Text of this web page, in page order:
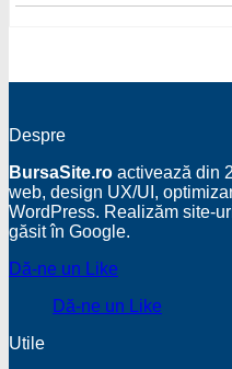
Despre
BursaSite.ro activează din
web, design UX/UI,
WordPress. Realizăm site-
găsit în Google.
Dă-ne un Like
Dă-ne un Like
Utile